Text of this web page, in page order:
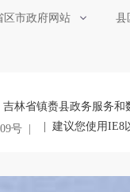
区市政府网站 县
林省镇赉县政务服务
号 |
| 建议您使用IE8